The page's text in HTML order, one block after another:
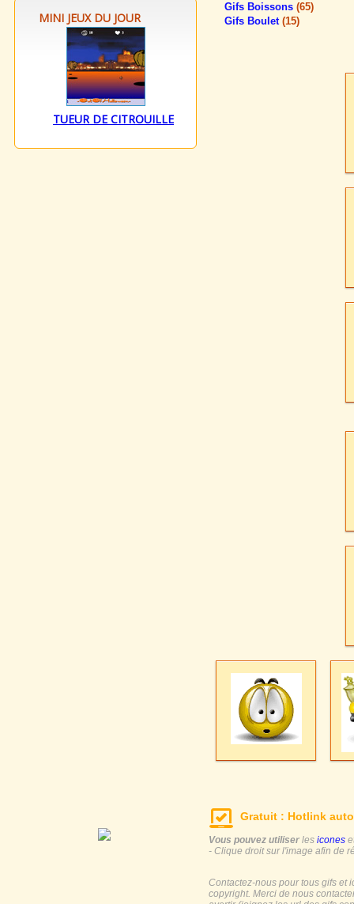
MINI JEUX DU JOUR
TUEUR DE CITROUILLE
Gifs Boissons (65)
Gifs Boulet (15)
Gratuit : Hotlink
Vous pouvez utiliser les icones
- Clique droit sur l'image afin de
Contactez-nous pour tous gifs et
copyright. Merci de nous